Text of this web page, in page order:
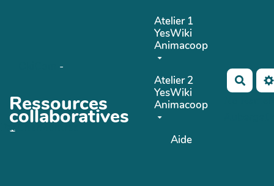
Ressources
collaboratives
-
-
PasCherMontres
Atelier 1
YesWiki
Animacoop
Atelier 2
YesWiki
Animacoop
Aide